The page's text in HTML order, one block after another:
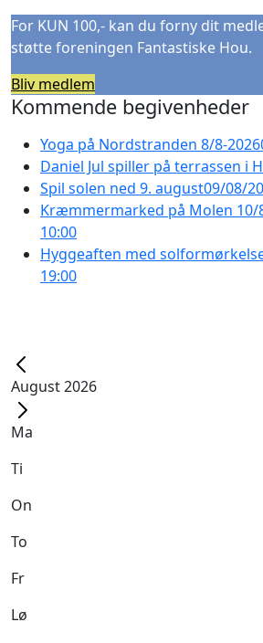
For KUN 100,- kan du forny dit
støtte foreningen Fantastiske Hou.
Bliv medlem
Kommende begivenheder
Yoga på Nordstranden 8/8-2026
Daniel Jul spiller på terrassen i
Spil solen ned 9. august09/08/
Kræmmermarked på Molen 10/
10:00
Hyggeaften med
19:00
August 2026
Ma
Ti
On
To
Fr
Lø